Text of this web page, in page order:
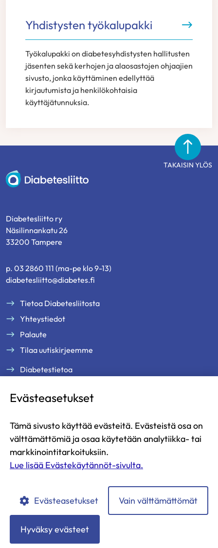
Yhdistysten työkalupakki
Työkalupakki on diabetesyhdistysten hallitusten
jäsenten sekä kerhojen ja alaosastojen ohjaajien
sivusto, jonka käyttäminen edellyttää
kirjautumista ja henkilökohtaisia
käyttäjätunnuksia.
TAKAISIN YLÖS
Diabetesliitto
Diabetesliitto ry
Näsilinnankatu 26
33200 Tampere
p. 03 2860 111 (ma-pe klo 9-13)
diabetesliitto@diabetes.fi
Tietoa Diabetesliitosta
Yhteystiedot
Palaute
Tilaa uutiskirjeemme
Diabetestietoa
Jäsenille
Ajankohtaista
Yritysyhteistyö ja kumppanuus
Lahjoita
TietosuojaselosteetEvästekäytännöt
Evästeasetukset
Tämä sivusto käyttää evästeitä. Evästeistä osa on
välttämättömiä ja osaa käytetään analytiikka- tai
markkinointitarkoituksiin.
Lue lisää Evästekäytännöt-sivulta.
Evästeasetukset Vain välttämättömät
Hyväksy evästeet